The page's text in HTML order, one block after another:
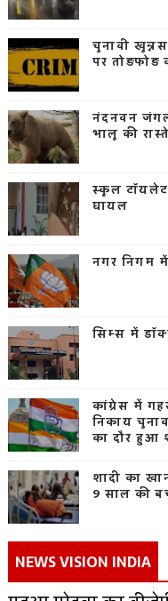
चुनावी
पर तोड़फोड़
नंदनवन
भालू की
स्कूल
घायल
नगर निगम में
सिम्स में
कांग्रेस में
निकाय
का दौर हुआ
शादी का
9 साल की
NEWS VISION INDIA